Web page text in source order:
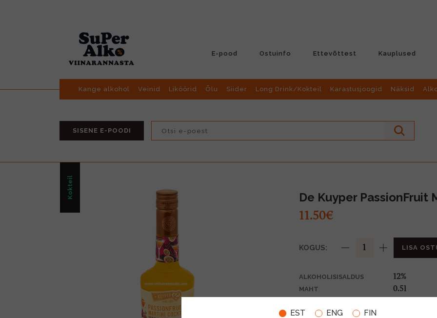
EST ENG FIN
E-pood Ostuinfo Ettevõttest Kauplused
Kange alkohol Veinid Liköörid Õlu Siider Long Drink/Kokteil Karastusjoogid Näksid
SISENE E-POODI
Kokteil De Kuyper PassionFruit
11.50€
KOGUS: LISA
ALKOHOLISISALDUS 12%
MAHT 0.5l
TOOTE LIIK